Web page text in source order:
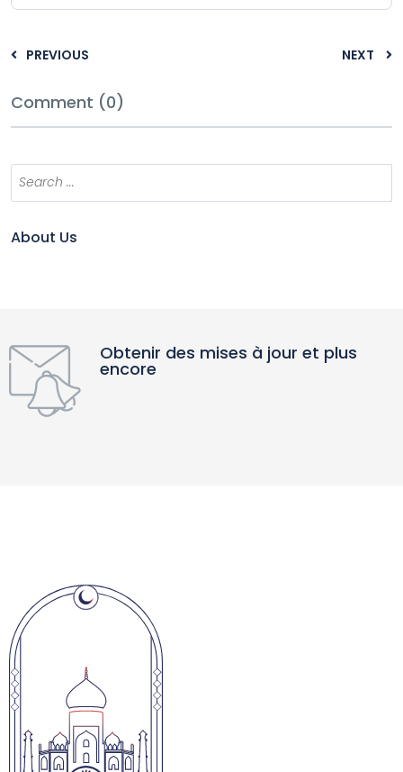
PREVIOUS NEXT
Comment (0)
About Us
Obtenir des mises à jour et plus
encore